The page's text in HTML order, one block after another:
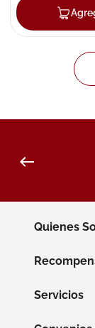
Quienes
Servicios